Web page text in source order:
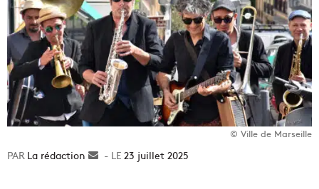
© Ville de Marseille
La rédaction
Envoyer23 juillet 2025